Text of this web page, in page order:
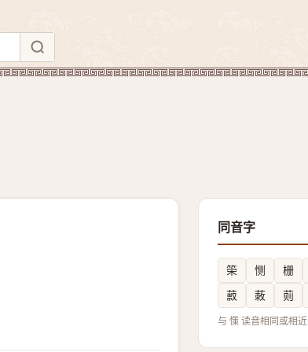
同音字
筞 恻 栅
䔴
蓛 荝
与 憡 读音相同或相近